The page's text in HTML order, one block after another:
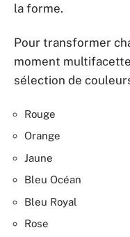
la forme.
Pour transformer
moment
sélection de
Rouge
Orange
Jaune
Bleu Océan
Bleu Royal
Rose